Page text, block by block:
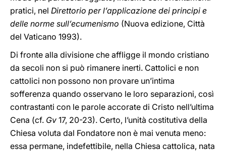
pratici, nel Direttorio per l’applicazione dei principi e
delle norme sull’ecumenismo (Nuova edizione, Città
del Vaticano 1993).
Di fronte alla divisione che affligge il mondo cristiano
da secoli non si può rimanere inerti. Cattolici e non
cattolici non possono non provare un’intima
sofferenza quando osservano le loro separazioni, così
contrastanti con le parole accorate di Cristo nell’ultima
Cena (cf. Gv 17, 20-23). Certo, l’unità costitutiva della
Chiesa voluta dal Fondatore non è mai venuta meno:
essa permane, indefettibile, nella Chiesa cattolica, nata